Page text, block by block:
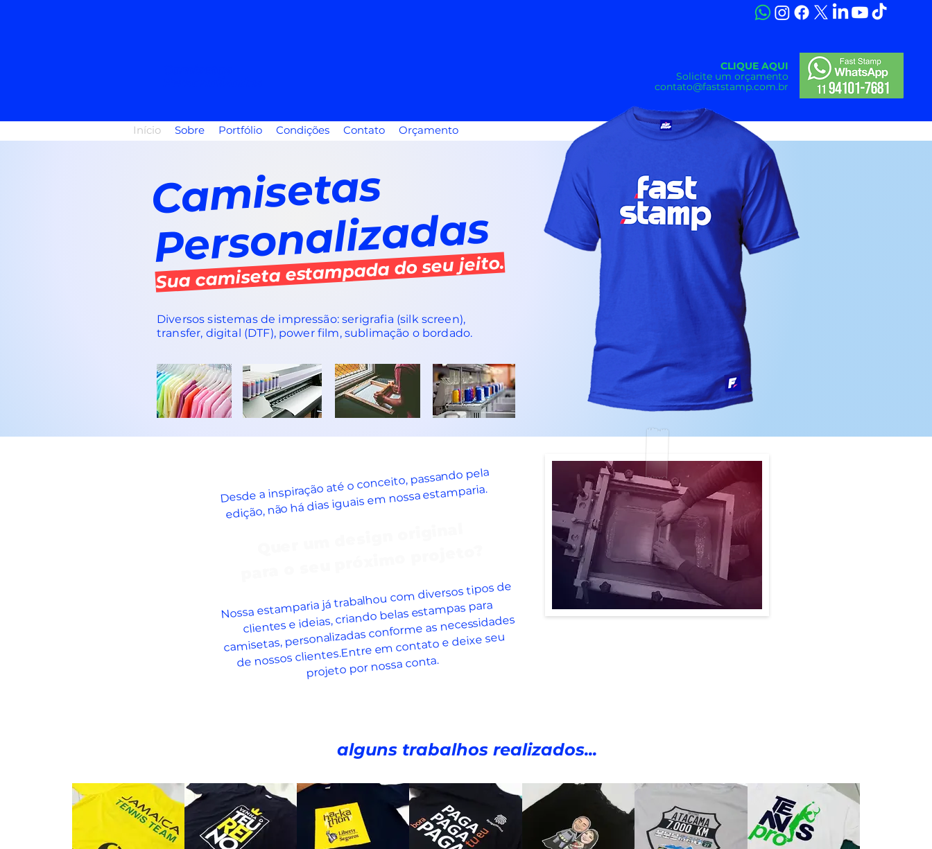
CLIQUE AQUI
Solicite um orçamento
contato@faststamp.com.br
Início Sobre Portfólio Condições Contato Orçamento
Camisetas
Personalizadas
Sua camiseta estampada do seu jeito.
Diversos sistemas de impressão: serigrafia (silk screen),
transfer, digital (DTF), power film, sublimação o bordado.
Desde a inspiração até o conceito, passando pela
edição, não há dias iguais em nossa estamparia.
Nossa estamparia já trabalhou com diversos tipos de
clientes e ideias, criando belas estampas para
camisetas, personalizadas conforme as necessidades
de nossos clientes.Entre em contato e deixe seu
projeto por nossa conta.
alguns trabalhos realizados...